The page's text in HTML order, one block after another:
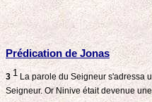
Prédication de Jonas
3 1 La parole du Seigneur s'adressa
Seigneur. Or Ninive était devenue